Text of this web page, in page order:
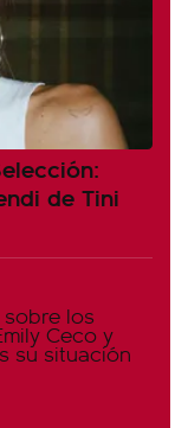
de Tini